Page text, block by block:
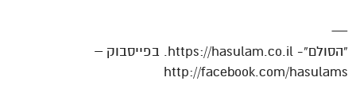
—
“הסולם”- https://hasulam.co.il. בפייסבוק –
http://facebook.com/hasulams